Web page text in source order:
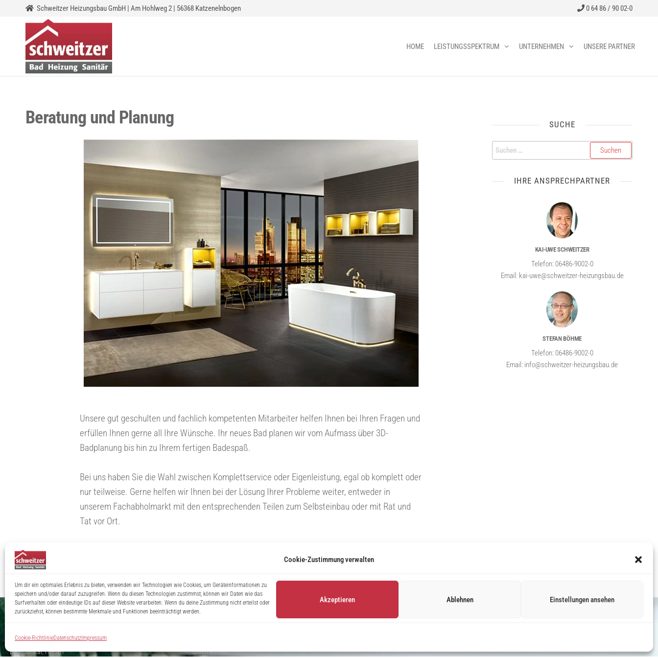
Cookie-Zustimmung verwalten
Um dir ein optimales Erlebnis zu bieten, verwenden wir Technologien wie Cookies, um Geräteinformationen zu
speichern und/oder darauf zuzugreifen. Wenn du diesen Technologien zustimmst, können wir Daten wie das
Surfverhalten oder eindeutige IDs auf dieser Website verarbeiten. Wenn du deine Zustimmung nicht erteilst oder
zurückziehst, können bestimmte Merkmale und Funktionen beeinträchtigt werden.
Akzeptieren Ablehnen Einstellungen ansehen
Cookie-RichtlinieDatenschutz Impressum
Schweitzer Heizungsbau GmbH | Am Hohlweg 2 | 56368 Katzenelnbogen 0 64 86 / 90 02-0
HOME LEISTUNGSSPEKTRUM UNTERNEHMEN UNSERE PARTNER
Beratung und Planung
Unsere gut geschulten und fachlich kompetenten Mitarbeiter helfen Ihnen bei Ihren Fragen und
erfüllen Ihnen gerne all Ihre Wünsche. Ihr neues Bad planen wir vom Aufmass über 3D-
Badplanung bis hin zu Ihrem fertigen Badespaß.
Bei uns haben Sie die Wahl zwischen Komplettservice oder Eigenleistung, egal ob komplett oder
nur teilweise. Gerne helfen wir Ihnen bei der Lösung Ihrer Probleme weiter, entweder in
unserem Fachabholmarkt mit den entsprechenden Teilen zum Selbsteinbau oder mit Rat und
Tat vor Ort.
SUCHE
IHRE ANSPRECHPARTNER
KAI-UWE SCHWEITZER
Telefon: 06486-9002-0
Email: kai-uwe@schweitzer-heizungsbau.de
STEFAN BÖHME
Telefon: 06486-9002-0
Email: info@schweitzer-heizungsbau.de
Bad, Sanitär, Fliesen Unternehmen Impressum